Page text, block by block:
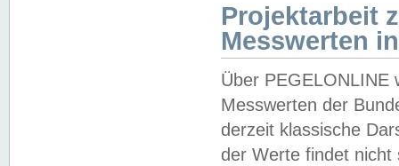
Projektarbeit
Messwerten
Über PEGELONLINE
Messwerten der
derzeit klassische
der Werte findet